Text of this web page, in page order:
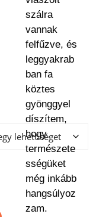
szálra
vannak
felfűzve, és
leggyakrab
ban fa
köztes
gyönggyel
díszítem,
hogy
természete
sségüket
még inkább
hangsúlyoz
zam.